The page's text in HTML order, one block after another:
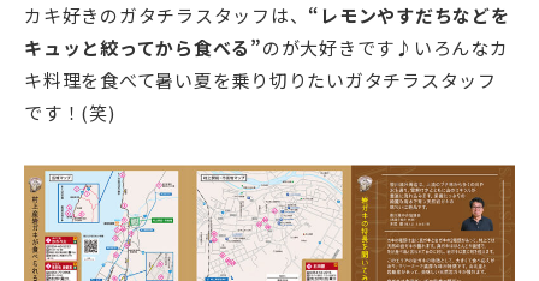
カキ好きのガタチラスタッフは、 “レモンやすだちなどを
キュッと絞ってから食べる”のが大好きです♪いろんなカ
キ料理を食べて暑い夏を乗り切りたいガタチラスタッフ
です！(笑)